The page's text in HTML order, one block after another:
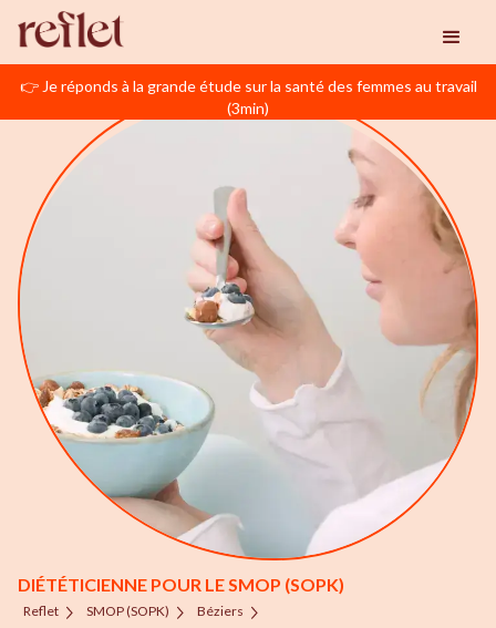
👉 Je réponds à la grande étude sur la santé des femmes au travail
(3min)
DIÉTÉTICIENNE POUR LE SMOP (SOPK)
Reflet SMOP (SOPK)
Béziers